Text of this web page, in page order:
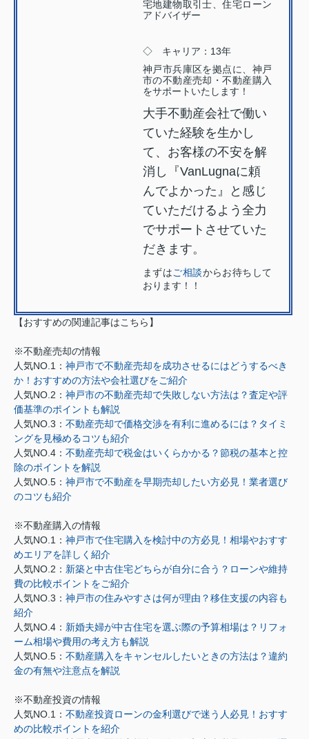
宅地建物取引士、住宅ローン
アドバイザー
◇ キャリア：13年
神戸市兵庫区を拠点に、神戸
市の不動産売却・不動産購入
をサポートいたします！
大手不動産会社で働い
ていた経験を生かし
て、お客様の不安を解
消し『VanLugnaに頼
んでよかった』と感じ
ていただけるよう全力
でサポートさせていた
だきます。
まずはご相談からお待ちして
おります！！
【おすすめの関連記事はこちら】
※不動産売却の情報
人気NO.1： 神戸市で不動産売却を成功させるにはどうするべき
か！おすすめの方法や会社選びをご紹介
人気NO.2： 神戸市の不動産売却で失敗しない方法は？査定や評
価基準のポイントも解説
人気NO.3： 不動産売却で価格交渉を有利に進めるには？タイミ
ングを見極めるコツも紹介
人気NO.4： 不動産売却で税金はいくらかかる？節税の基本と控
除のポイントを解説
人気NO.5： 神戸市で不動産を早期売却したい方必見！業者選び
のコツも紹介
※不動産購入の情報
人気NO.1： 神戸市で住宅購入を検討中の方必見！相場やおすす
めエリアを詳しく紹介
人気NO.2： 新築と中古住宅どちらが自分に合う？ローンや維持
費の比較ポイントをご紹介
人気NO.3： 神戸市の住みやすさは何が理由？移住支援の内容も
紹介
人気NO.4： 新婚夫婦が中古住宅を選ぶ際の予算相場は？リフォ
ーム相場や費用の考え方も解説
人気NO.5： 不動産購入をキャンセルしたいときの方法は？違約
金の有無や注意点を解説
※不動産投資の情報
人気NO.1： 不動産投資ローンの金利選びで迷う人必見！おすす
めの比較ポイントを紹介